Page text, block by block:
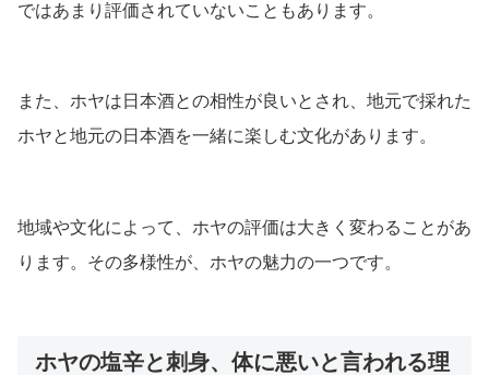
ではあまり評価されていないこともあります。
また、ホヤは日本酒との相性が良いとされ、地元で採れた
ホヤと地元の日本酒を一緒に楽しむ文化があります。
地域や文化によって、ホヤの評価は大きく変わることがあ
ります。その多様性が、ホヤの魅力の一つです。
ホヤの塩辛と刺身、体に悪いと言われる理